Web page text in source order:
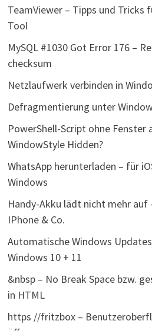
TeamViewer – Tipps und Tricks
Tool
MySQL #1030 Got Error 176 –
checksum
Netzlaufwerk verbinden in
Defragmentierung unter
PowerShell-Script ohne Fenster
WindowStyle Hidden?
WhatsApp herunterladen – für
Windows
Handy-Akku lädt nicht mehr auf
IPhone & Co.
Automatische Windows
Windows 10 + 11
&nbsp – No Break Space bzw.
in HTML
https //fritzbox –